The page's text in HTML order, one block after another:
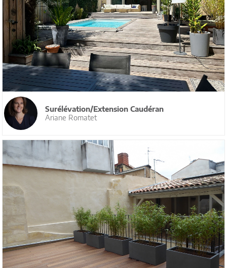
Surélévation/Extension Caudéran
Ariane Romatet